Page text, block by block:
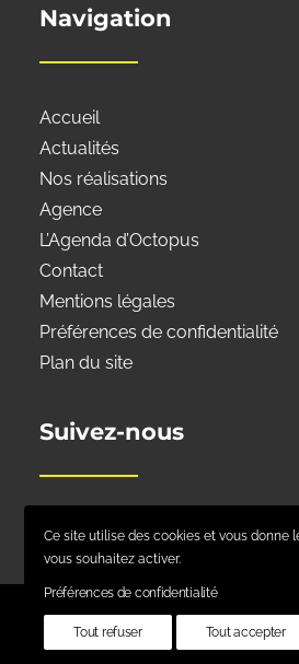
Navigation
Accueil
Actualités
Nos réalisations
Agence
L’Agenda d’Octopus
Contact
Mentions légales
Préférences de confidentialité
Plan du site
Suivez-nous
© 2026 Octopus Communication.|
Ce site utilise des cookies et vous donne
vous souhaitez activer.
Préférences de confidentialité
Tout refuser Tout accepter